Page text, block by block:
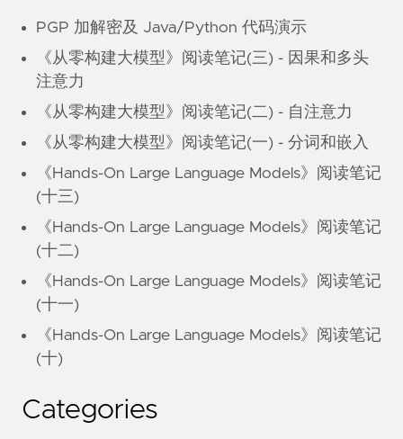
PGP 加解密及 Java/Python 代码演示
《从零构建大模型》阅读笔记(三) - 因果和多头
注意力
《从零构建大模型》阅读笔记(二) - 自注意力
《从零构建大模型》阅读笔记(一) - 分词和嵌入
《Hands-On Large Language Models》阅读笔记
(十三)
《Hands-On Large Language Models》阅读笔记
(十二)
《Hands-On Large Language Models》阅读笔记
(十一)
《Hands-On Large Language Models》阅读笔记
(十)
Categories